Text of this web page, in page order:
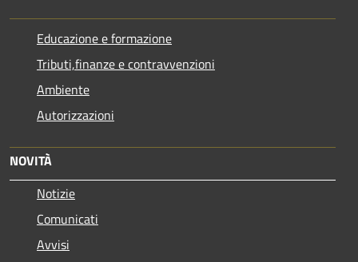
Educazione e formazione
Tributi,finanze e contravvenzioni
Ambiente
Autorizzazioni
NOVITÀ
Notizie
Comunicati
Avvisi